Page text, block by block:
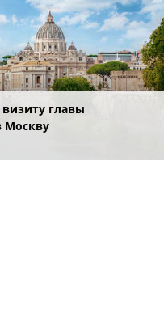
главы
Москву